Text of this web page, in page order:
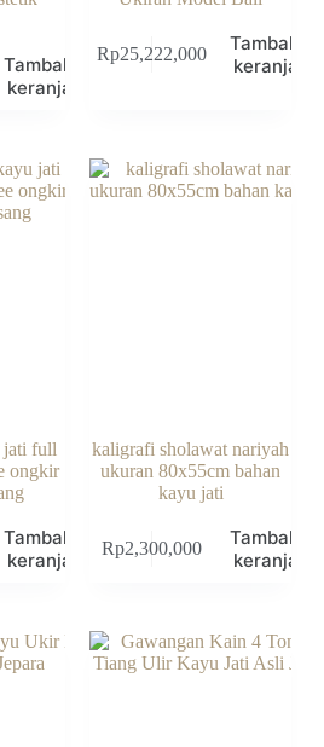
Tambah ke
keranjang
Rp25,222,000
Tambah ke
keranjang
jati full
ongkir
Tambah ke
keranjang
kaligrafi sholawat nariyah
ukuran 80x55cm bahan
kayu jati
Rp2,300,000
Tambah ke
keranjang